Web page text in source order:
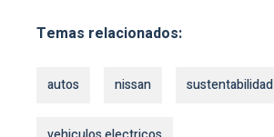
Temas relacionados:
autos nissan sustentabilidad